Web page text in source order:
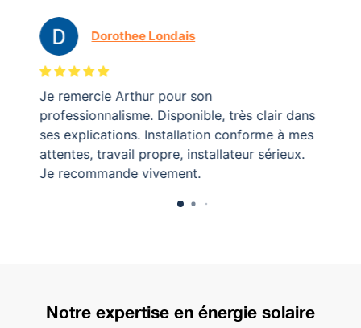
Dorothee Londais
Je remercie Arthur pour son
professionnalisme. Disponible, très clair dans
ses explications. Installation conforme à mes
attentes, travail propre, installateur sérieux.
Je recommande vivement.
Notre expertise en énergie solaire